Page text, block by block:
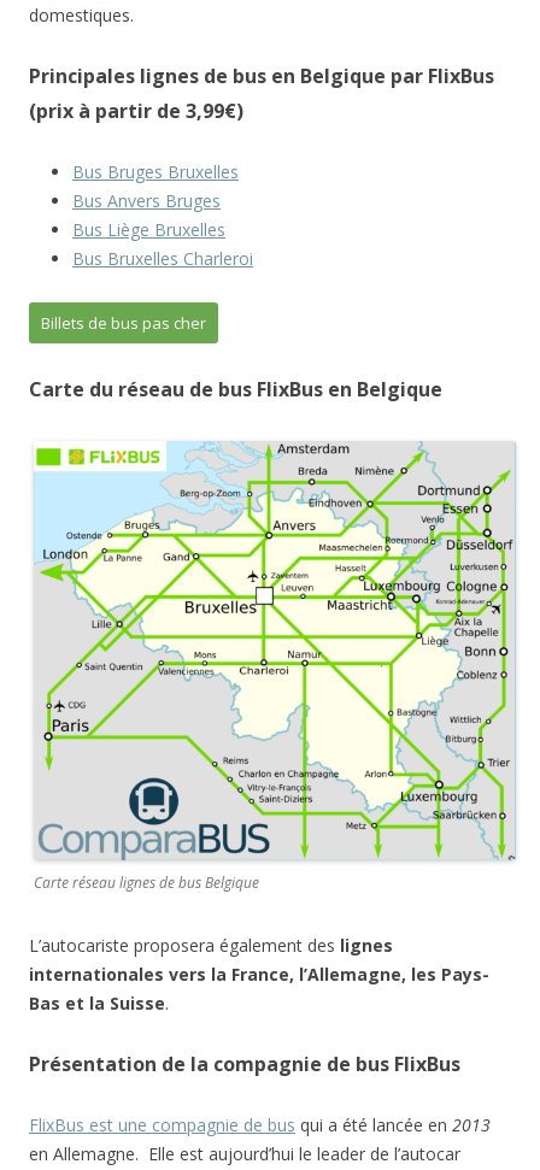
domestiques.
Principales lignes de bus en Belgique par FlixBus
(prix à partir de 3,99€)
Bus Bruges Bruxelles
Bus Anvers Bruges
Bus Liège Bruxelles
Bus Bruxelles Charleroi
Billets de bus pas cher
Carte du réseau de bus FlixBus en Belgique
Carte réseau lignes de bus Belgique
L’autocariste proposera également des lignes
internationales vers la France, l’Allemagne, les Pays-
Bas et la Suisse.
Présentation de la compagnie de bus FlixBus
FlixBus est une compagnie de bus qui a été lancée en 2013
en Allemagne. Elle est aujourd’hui le leader de l’autocar